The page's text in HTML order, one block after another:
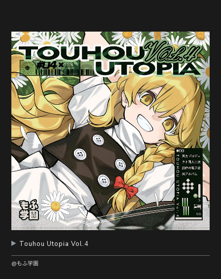
Touhou Utopia Vol.4
@もふ学園